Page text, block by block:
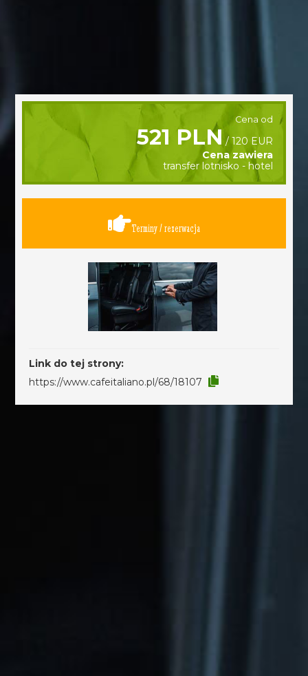
Cena od
521 PLN / 120 EUR
Cena zawiera
transfer lotnisko - hotel
Terminy / rezerwacja
Link do tej strony:
https://www.cafeitaliano.pl/68/18107